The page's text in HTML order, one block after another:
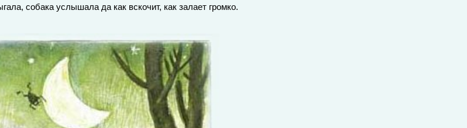
собака услышала да как вскочит, как залает громко.